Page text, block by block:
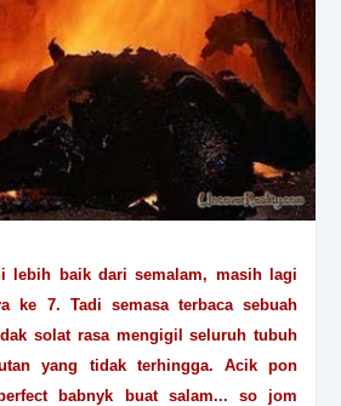
lebih baik dari semalam, masih lagi
ke 7. Tadi semasa terbaca sebuah
solat rasa mengigil seluruh tubuh
yang tidak terhingga. Acik pon
babnyk buat salam... so jom